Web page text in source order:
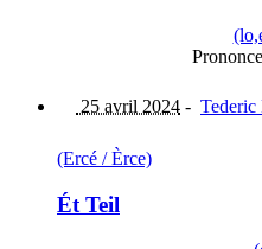
25 avril 2024 - Tederic
(Ercé / Èrce)
Ét Teil